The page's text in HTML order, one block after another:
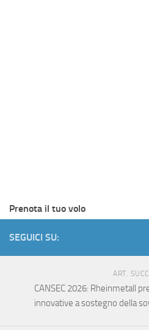
Prenota il tuo volo
SEGUICI SU:
ART.
CANSEC 2026: Rheinmetall
innovative a sostegno della